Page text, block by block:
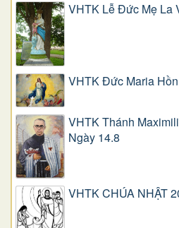
VHTK Lễ Đức Mẹ La
VHTK Đức Maria
VHTK Thánh
Ngày 14.8
VHTK CHÚA NHẬT